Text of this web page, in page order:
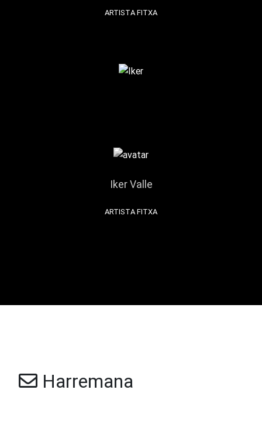
ARTISTA FITXA
Iker Valle
ARTISTA FITXA
Harremana